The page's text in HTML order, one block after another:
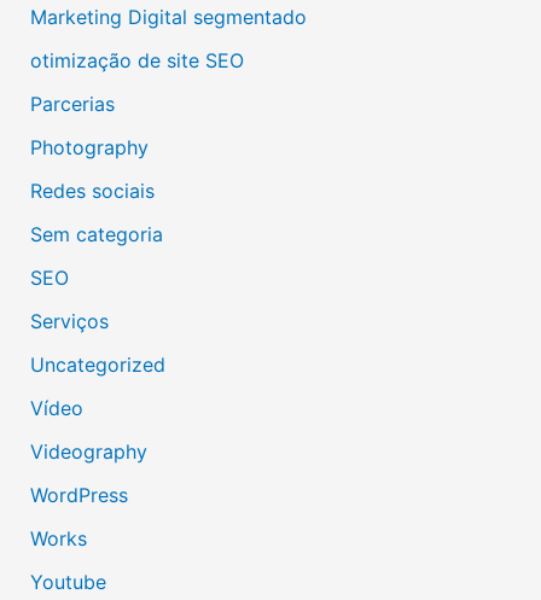
Marketing Digital segmentado
otimização de site SEO
Parcerias
Photography
Redes sociais
Sem categoria
SEO
Serviços
Uncategorized
Vídeo
Videography
WordPress
Works
Youtube